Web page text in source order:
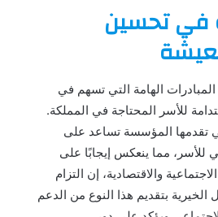
في تحسين
الهامة التي تسهم في
للأسر المحتاجة في المملكة.
تقدمها المؤسسة تساعد على
للأسر، مما ينعكس إيجابًا على
والاقتصادية، إن التزام
بتقديم هذا النوع من الدعم